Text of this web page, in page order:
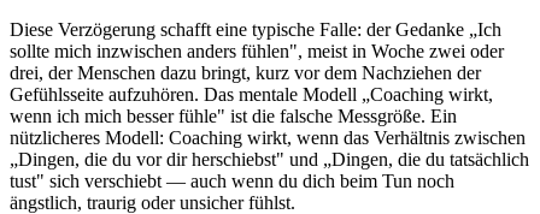
Diese Verzögerung schafft eine typische Falle: der Gedanke „Ich
sollte mich inzwischen anders fühlen", meist in Woche zwei oder
drei, der Menschen dazu bringt, kurz vor dem Nachziehen der
Gefühlsseite aufzuhören. Das mentale Modell „Coaching wirkt,
wenn ich mich besser fühle" ist die falsche Messgröße. Ein
nützlicheres Modell: Coaching wirkt, wenn das Verhältnis zwischen
„Dingen, die du vor dir herschiebst" und „Dingen, die du tatsächlich
tust" sich verschiebt — auch wenn du dich beim Tun noch
ängstlich, traurig oder unsicher fühlst.